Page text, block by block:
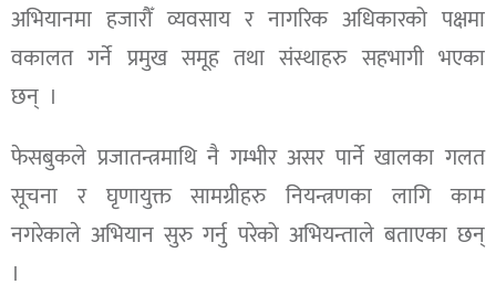
अभियानमा हजारौँ व्यवसाय र नागरिक अधिकारको पक्षमा
वकालत गर्ने प्रमुख समूह तथा संस्थाहरु सहभागी भएका
छन् ।
फेसबुकले प्रजातन्त्रमाथि नै गम्भीर असर पार्ने खालका गलत
सूचना र घृणायुक्त सामग्रीहरु नियन्त्रणका लागि काम
नगरेकाले अभियान सुरु गर्नु परेको अभियन्ताले बताएका छन्
।